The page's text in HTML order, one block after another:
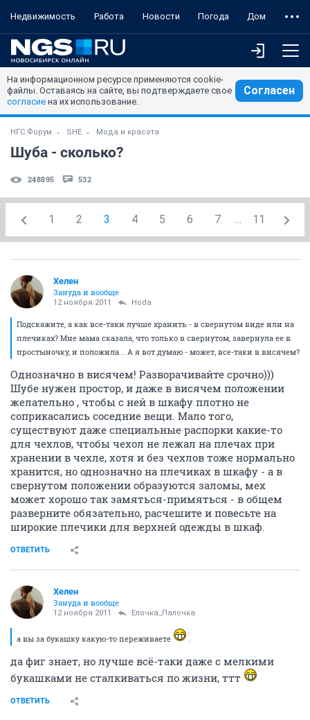
Недвижимость Работа Новости Погода Дом
На информационном ресурсе применяются cookie-
файлы. Оставаясь на сайте, вы подтверждаете свое
согласие на их использование.
Согласен
НГС.Форум SHE Мода и красота
Шуба - сколько?
248895 532
1 2 3 4 5 6 7 ... 11
Хелен
Зануда и вообще
12 ноября 2011 Hoda
Подскажите, а как все-таки лучше хранить - в свернутом виде или на
плечиках? Мне мама сказала, что только в свернутом, завернула ее в
простыночку, и положила... А я вот думаю - может, все-таки в висячем?
Однозначно в висячем! Разворачивайте срочно)))
Шубе нужен простор, и даже в висячем положении
желательно , чтобы с ней в шкафу плотно не
соприкасались соседние вещи. Мало того,
существуют даже специальные распорки какие-то
для чехлов, чтобы чехол не лежал на плечах при
хранении в чехле, хотя и без чехлов тоже нормально
хранится, но однозначно на плечиках в шкафу - а в
свернутом положении образуются заломы, мех
может хорошо так замяться-примяться - в общем
разверните обязательно, расчешите и повесьте на
широкие плечики для верхней одежды в шкаф.
ОТВЕТИТЬ
Хелен
Зануда и вообще
12 ноября 2011 Ёлочка_Палочка
а вы за букашку какую-то переживаете .
да фиг знает, но лучше всё-таки даже с мелкими
букашками не сталкиваться по жизни, ттт
ОТВЕТИТЬ